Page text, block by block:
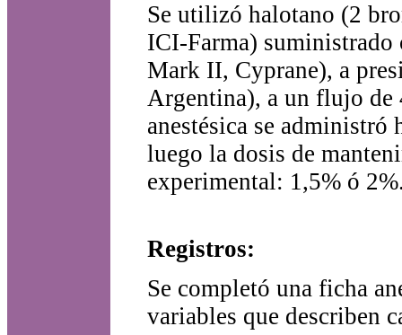
Se utilizó halotano (2
ICI-Farma) suministrado
Mark II, Cyprane), a
Argentina), a un flujo de
anestésica se
luego la dosis de
experimental: 1,5% ó
Registros:
Se completó una ficha
variables que describen